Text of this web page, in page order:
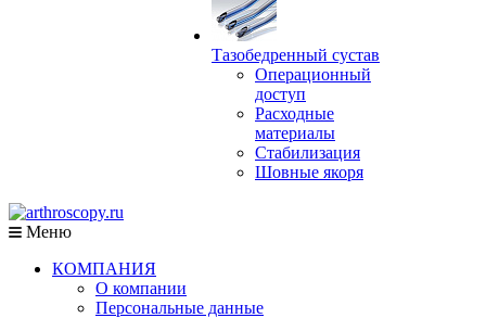
Тазобедренный сустав
Операционный
доступ
Расходные
материалы
Стабилизация
Шовные якоря
Меню
КОМПАНИЯ
О компании
Персональные данные